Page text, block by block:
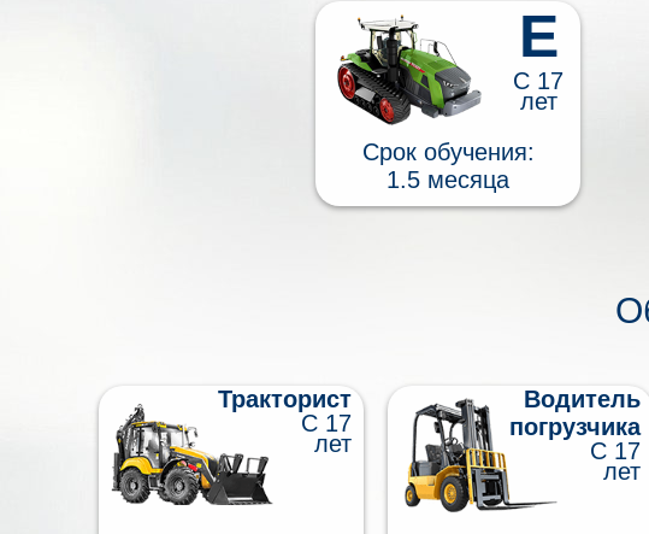
E
С 17
лет
Срок обучения:
1.5 месяца
Тракторист
С 17
лет
Водитель
погрузчика
С 17
лет